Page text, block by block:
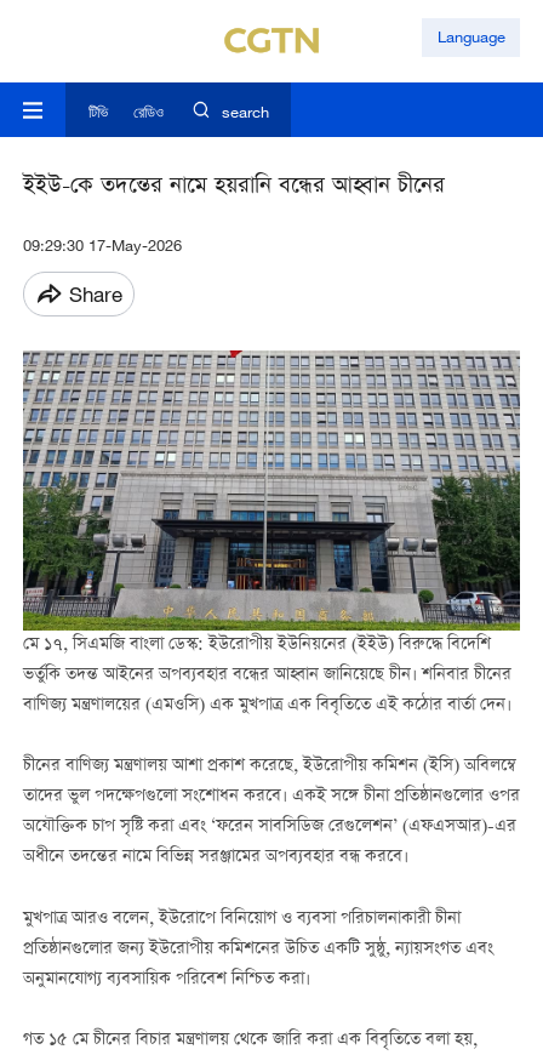
Language
টিভি রেডিও search
ইইউ-কে তদন্তের নামে হয়রানি বন্ধের আহ্বান চীনের
09:29:30 17-May-2026
Share
মে ১৭, সিএমজি বাংলা ডেস্ক: ইউরোপীয় ইউনিয়নের (ইইউ) বিরুদ্ধে বিদেশি
ভর্তুকি তদন্ত আইনের অপব্যবহার বন্ধের আহ্বান জানিয়েছে চীন। শনিবার চীনের
বাণিজ্য মন্ত্রণালয়ের (এমওসি) এক মুখপাত্র এক বিবৃতিতে এই কঠোর বার্তা দেন।
চীনের বাণিজ্য মন্ত্রণালয় আশা প্রকাশ করেছে, ইউরোপীয় কমিশন (ইসি) অবিলম্বে
তাদের ভুল পদক্ষেপগুলো সংশোধন করবে। একই সঙ্গে চীনা প্রতিষ্ঠানগুলোর ওপর
অযৌক্তিক চাপ সৃষ্টি করা এবং ‘ফরেন সাবসিডিজ রেগুলেশন’ (এফএসআর)-এর
অধীনে তদন্তের নামে বিভিন্ন সরঞ্জামের অপব্যবহার বন্ধ করবে।
মুখপাত্র আরও বলেন, ইউরোপে বিনিয়োগ ও ব্যবসা পরিচালনাকারী চীনা
প্রতিষ্ঠানগুলোর জন্য ইউরোপীয় কমিশনের উচিত একটি সুষ্ঠু, ন্যায়সংগত এবং
অনুমানযোগ্য ব্যবসায়িক পরিবেশ নিশ্চিত করা।
গত ১৫ মে চীনের বিচার মন্ত্রণালয় থেকে জারি করা এক বিবৃতিতে বলা হয়,